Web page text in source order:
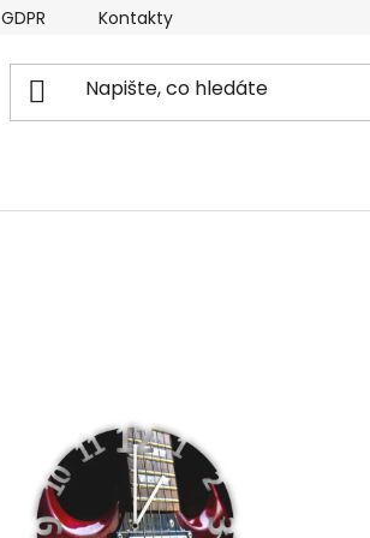
GDPR Kontakty